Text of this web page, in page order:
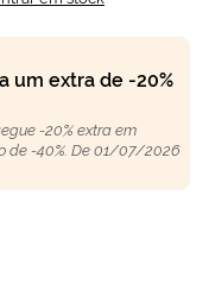
um extra de -20%
-20% extra em
de -40%. De 01/07/2026